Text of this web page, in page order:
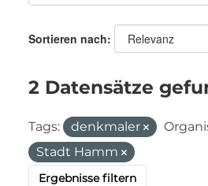
Sortieren nach
2 Datensätze
Tags: denkmaler
Stadt Hamm
Ergebnisse filtern